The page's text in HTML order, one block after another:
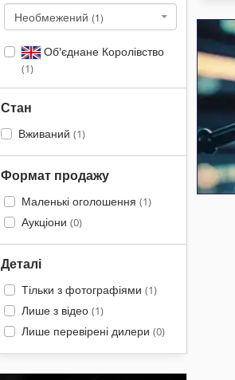
Необмежений (1)
Об'єднане Королівство
(1)
Стан
Вживаний (1)
Формат продажу
Маленькі оголошення (1)
Аукціони (0)
Деталі
Тільки з фотографіями (1)
Лише з відео (1)
Лише перевірені дилери (0)